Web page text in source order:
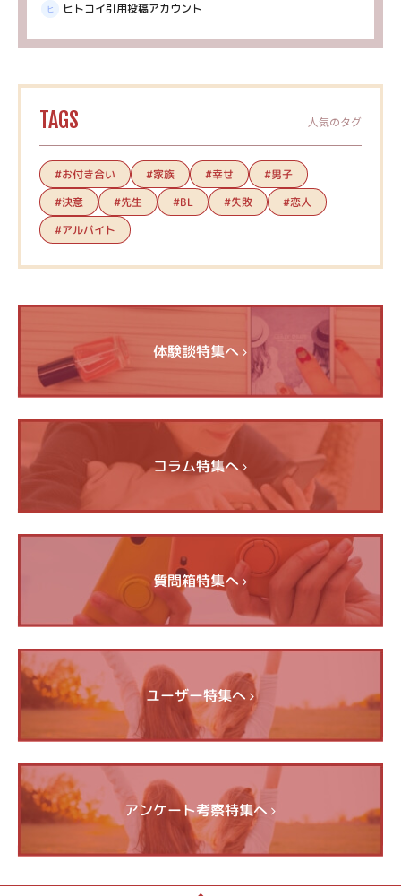
ヒトコイ引用投稿アカウント
TAGS 人気のタグ
#お付き合い #家族 #幸せ
#男子
#決意
#先生 #BL #失敗 #恋人
#アルバイト
体験談特集へ
コラム特集へ
質問箱特集へ
ユーザー特集へ
アンケート考察特集へ